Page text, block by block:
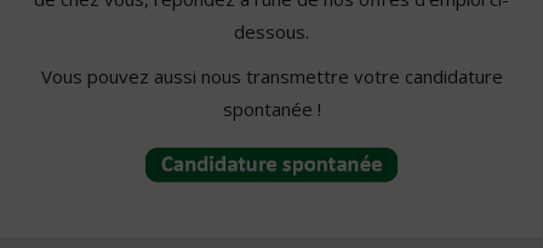
dessous.
Vous pouvez aussi nous transmettre votre candidature
spontanée !